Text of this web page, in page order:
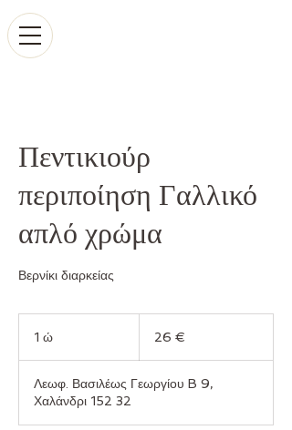
Πεντικιούρ
περιποίηση Γαλλικό
απλό χρώμα
Βερνίκι διαρκείας
1 ώ 26 €
Λεωφ. Βασιλέως Γεωργίου B 9,
Χαλάνδρι 152 32